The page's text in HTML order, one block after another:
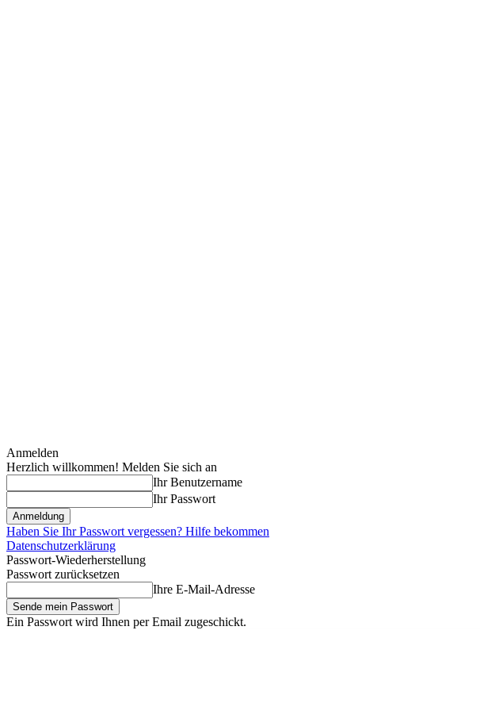
Anmelden
Herzlich willkommen! Melden Sie sich an
Ihr Benutzername
Ihr Passwort
Haben Sie Ihr Passwort vergessen? Hilfe bekommen
Datenschutzerklärung
Passwort-Wiederherstellung
Passwort zurücksetzen
Ihre E-Mail-Adresse
Ein Passwort wird Ihnen per Email zugeschickt.